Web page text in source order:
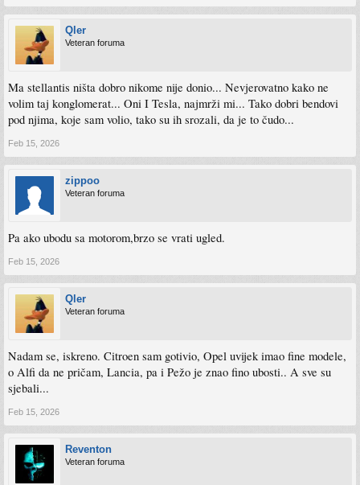
Qler
Veteran foruma
Ma stellantis ništa dobro nikome nije donio... Nevjerovatno kako ne
volim taj konglomerat... Oni I Tesla, najmrži mi... Tako dobri bendovi
pod njima, koje sam volio, tako su ih srozali, da je to čudo...
Feb 15, 2026
zippoo
Veteran foruma
Pa ako ubodu sa motorom,brzo se vrati ugled.
Feb 15, 2026
Qler
Veteran foruma
Nadam se, iskreno. Citroen sam gotivio, Opel uvijek imao fine modele,
o Alfi da ne pričam, Lancia, pa i Pežo je znao fino ubosti.. A sve su
sjebali...
Feb 15, 2026
Reventon
Veteran foruma